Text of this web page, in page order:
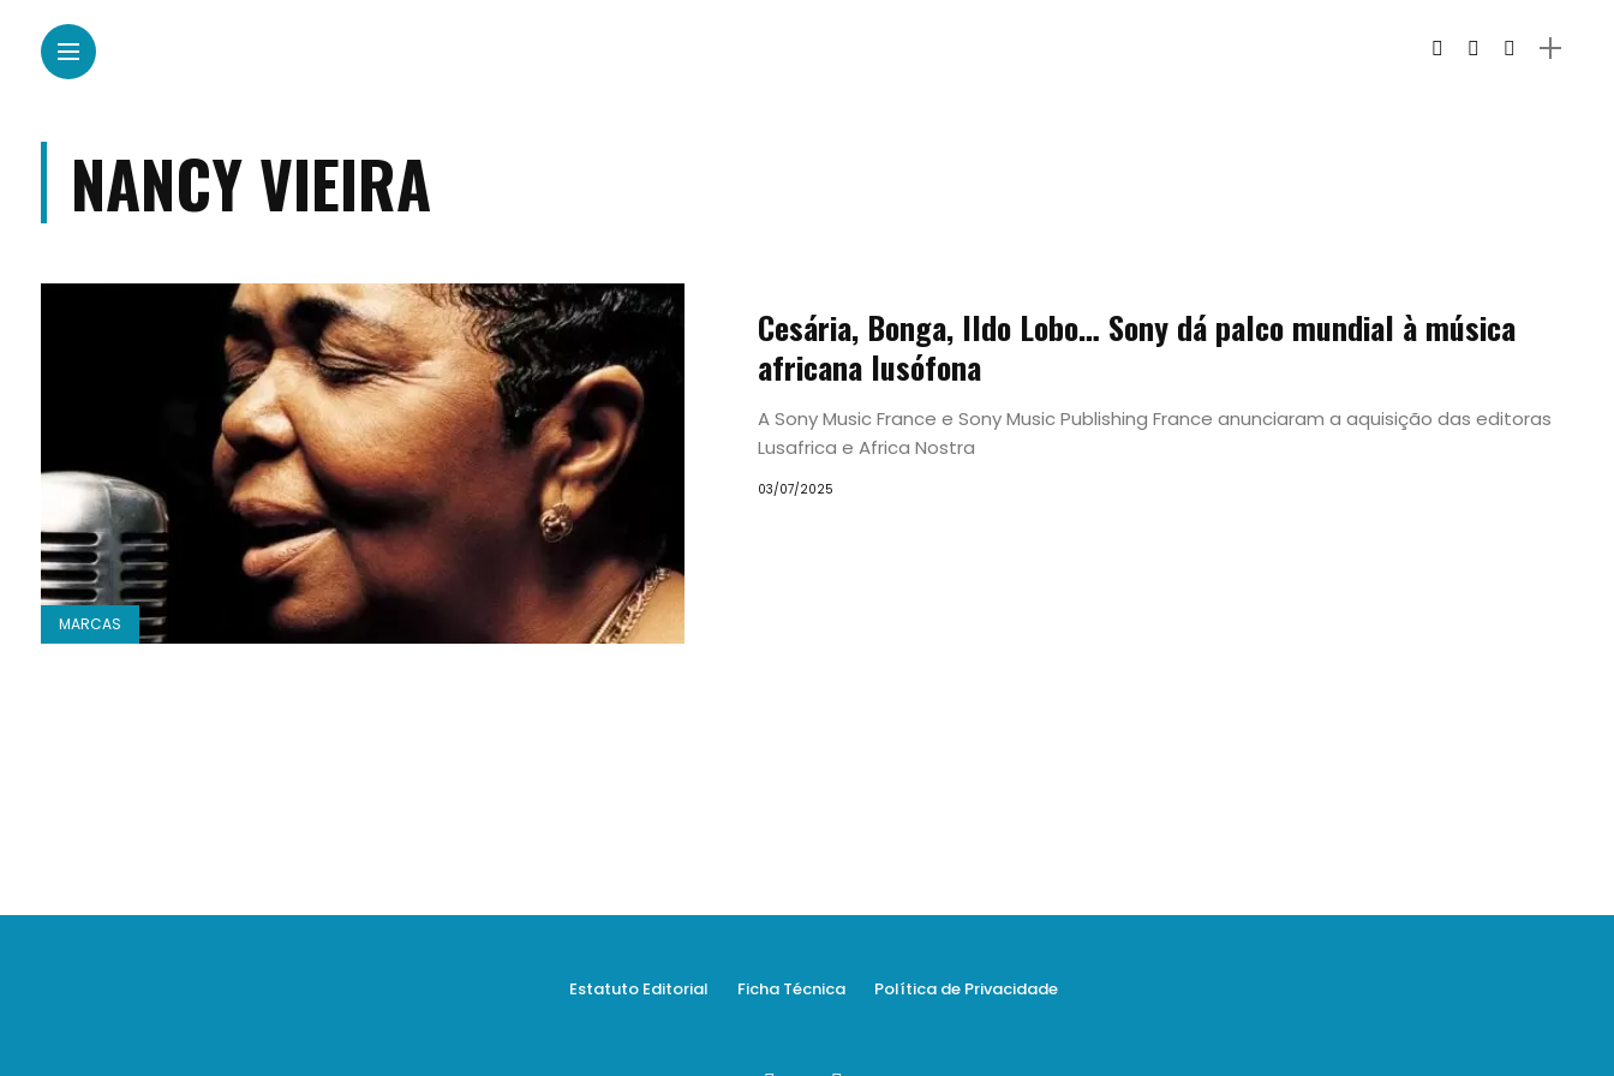
Experiências
Pesquisar
NANCY VIEIRA
MARCAS
Cesária, Bonga, Ildo Lobo… Sony dá palco mundial à música
africana lusófona
A Sony Music France e Sony Music Publishing France anunciaram a aquisição das editoras
Lusafrica e Africa Nostra
03/07/2025
Estatuto Editorial Ficha Técnica Política de Privacidade